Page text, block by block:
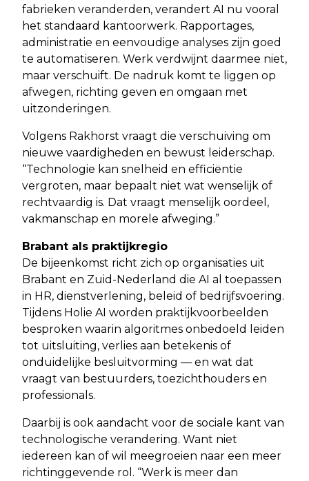
fabrieken veranderden, verandert AI nu vooral
het standaard kantoorwerk. Rapportages,
administratie en eenvoudige analyses zijn goed
te automatiseren. Werk verdwijnt daarmee niet,
maar verschuift. De nadruk komt te liggen op
afwegen, richting geven en omgaan met
uitzonderingen.
Volgens Rakhorst vraagt die verschuiving om
nieuwe vaardigheden en bewust leiderschap.
“Technologie kan snelheid en efficiëntie
vergroten, maar bepaalt niet wat wenselijk of
rechtvaardig is. Dat vraagt menselijk oordeel,
vakmanschap en morele afweging.”
Brabant als praktijkregio
De bijeenkomst richt zich op organisaties uit
Brabant en Zuid-Nederland die AI al toepassen
in HR, dienstverlening, beleid of bedrijfsvoering.
Tijdens Holie AI worden praktijkvoorbeelden
besproken waarin algoritmes onbedoeld leiden
tot uitsluiting, verlies aan betekenis of
onduidelijke besluitvorming — en wat dat
vraagt van bestuurders, toezichthouders en
professionals.
Daarbij is ook aandacht voor de sociale kant van
technologische verandering. Want niet
iedereen kan of wil meegroeien naar een meer
richtinggevende rol. “Werk is meer dan